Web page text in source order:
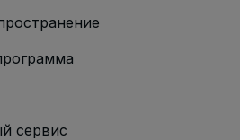
сервис